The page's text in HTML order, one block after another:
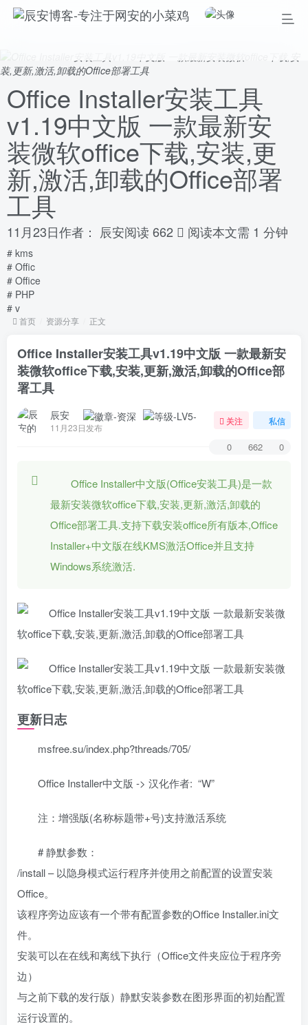
Office Installer安装工具
v1.19中文版 一款最新安
装微软office下载,安装,更
新,激活,卸载的Office部署
工具
11月23日作者： 辰安阅读 662 阅读本文需 1 分钟
# kms
# Offic
# Office
# PHP
# v
首页 资源分享 正文
Office Installer安装工具v1.19中文版 一款最新安
装微软office下载,安装,更新,激活,卸载的Office部
署工具
辰安
11月23日发布
关注 私信
0 662 0
Office Installer中文版(Office安装工具)是一款
最新安装微软office下载,安装,更新,激活,卸载的
Office部署工具.支持下载安装office所有版本,Office
Installer+中文版在线KMS激活Office并且支持
Windows系统激活.
更新日志
msfree.su/index.php?threads/705/
Office Installer中文版 -> 汉化作者: “W”
注：增强版(名称标题带+号)支持激活系统
# 静默参数：
/install – 以隐身模式运行程序并使用之前配置的设置安装
Office。
该程序旁边应该有一个带有配置参数的Office Installer.ini文
件。
安装可以在在线和离线下执行（Office文件夹应位于程序旁
边）
与之前下载的发行版）静默安装参数在图形界面的初始配置
运行设置的。